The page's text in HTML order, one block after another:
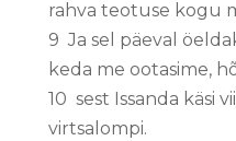
rahva teotuse kogu
9 Ja sel päeval
keda me ootasime,
10 sest Issanda käsi
virtsalompi.